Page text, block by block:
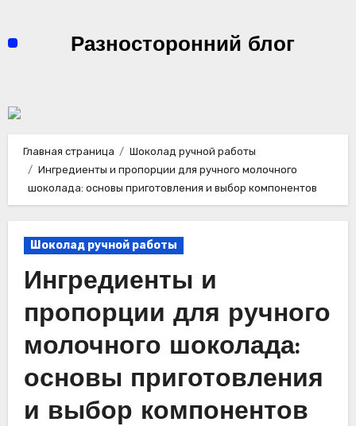
содержимомуРазносторонний блог
Главная страница
Шоколад ручной работы
Ингредиенты и пропорции для ручного молочного
шоколада: основы приготовления и выбор компонентов
Шоколад ручной работы
Ингредиенты и
пропорции для ручного
молочного шоколада:
основы приготовления
и выбор компонентов